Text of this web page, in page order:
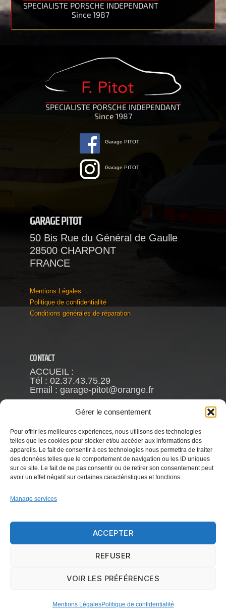
Gérer le consentement
Pour offrir les meilleures expériences, nous utilisons des technologies
telles que les cookies pour stocker et/ou accéder aux informations des
appareils. Le fait de consentir à ces technologies nous permettra de traiter
des données telles que le comportement de navigation ou les ID uniques
sur ce site. Le fait de ne pas consentir ou de retirer son consentement peut
avoir un effet négatif sur certaines caractéristiques et fonctions.
Manage services
ACCEPTER
REFUSER
VOIR LES PRÉFÉRENCES
Mentions LégalesPolitique de confidentialité
SPECIALISTE PORSCHE INDEPENDANT
Since 1987
SPECIALISTE PORSCHE INDEPENDANT
Since 1987
Garage PITOT
Garage PITOT
GARAGE PITOT
50 Bis Rue du Général de Gaulle
28500 CHARPONT
FRANCE
Mentions Légales
Politique de confidentialité
Conditions générales de réparation
CONTACT
ACCUEIL :
Tél : 02.37.43.75.29
Email : garage-pitot@orange.fr
Fréderic PITOT
Mob : 06.63.93.88.66
VENTE :
Reynald CHAMBRIN
Mob : 06.63.79.81.58
Email : garage.pitot@gmail.com
HORAIRES
Le Lundi :
De 9h30 à 12h - 14h à 18h
Du mardi au Vendredi
De 8h à 12h - 14h à 18h30.
Samedi : De 8h à 13h